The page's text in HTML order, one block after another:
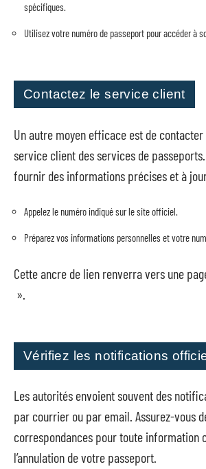
spécifiques.
Utilisez votre numéro de passeport pour accéder à
Contactez le service client
Un autre moyen efficace est de
service client des services de
fournir des informations précises et à
Appelez le numéro indiqué sur le site officiel.
Préparez vos informations personnelles et votre
Cette ancre de lien renverra vers une
».
Vérifiez les notifications
Les autorités envoient souvent des
par courrier ou par email. Assurez-vous
correspondances pour toute information
l’annulation de votre passeport.